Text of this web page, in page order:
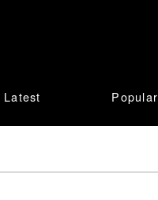
Latest Popular